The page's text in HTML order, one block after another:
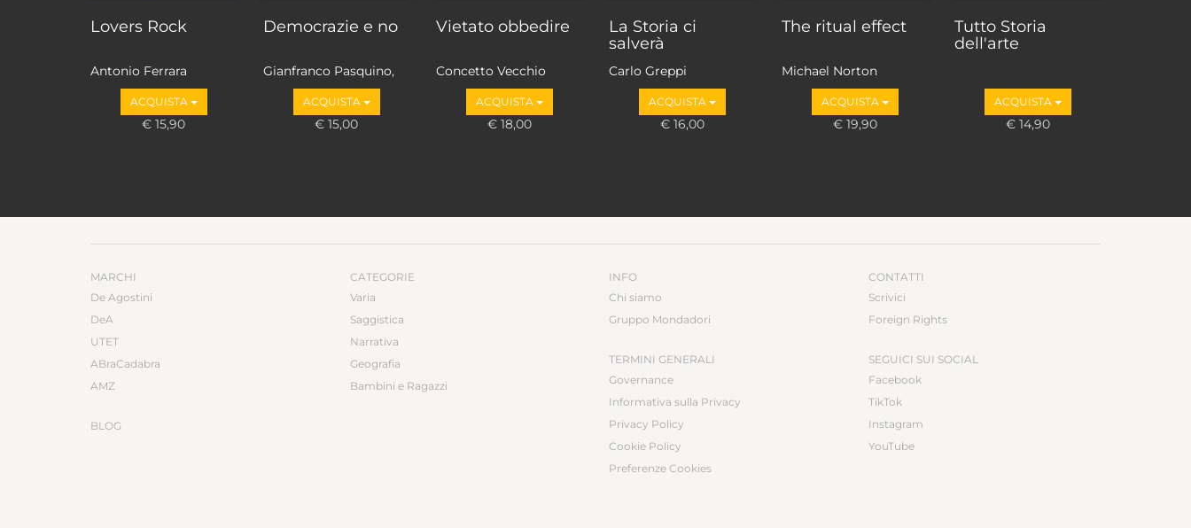
Lovers Rock
Antonio Ferrara
ACQUISTA
€ 15,90
Democrazie e no
Gianfranco Pasquino,
Marco Valbruzzi
ACQUISTA
€ 15,00
Vietato obbedire
Concetto Vecchio
ACQUISTA
€ 18,00
La Storia ci
salverà
Carlo Greppi
ACQUISTA
€ 16,00
The ritual effect
Michael Norton
ACQUISTA
€ 19,90
Tutto Storia
dell'arte
ACQUISTA
€ 14,90
MARCHI
De Agostini
DeA
UTET
ABraCadabra
AMZ
BLOG
CATEGORIE
Varia
Saggistica
Narrativa
Geografia
Bambini e Ragazzi
INFO
Chi siamo
Gruppo Mondadori
TERMINI GENERALI
Governance
Informativa sulla Privacy
Privacy Policy
Cookie Policy
Preferenze Cookies
CONTATTI
Scrivici
Foreign Rights
SEGUICI SUI SOCIAL
Facebook
TikTok
Instagram
YouTube